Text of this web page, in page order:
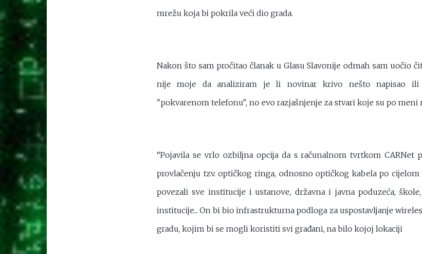
mrežu koja bi pokrila veći dio grada.
Nakon što sam pročitao članak u Glasu Slavonije odmah sam uočio
nije moje da analiziram je li novinar krivo nešto napisao ili
"pokvarenom telefonu", no evo razjašnjenje za stvari koje su po meni
“Pojavila se vrlo ozbiljna opcija da s računalnom tvrtkom CARNet
provlačenju tzv. optičkog ringa, odnosno optičkog kabela po
povezali sve institucije i ustanove, državna i javna poduzeća,
institucije... On bi bio infrastrukturna podloga za uspostavljanje
gradu, kojim bi se mogli koristiti svi građani, na bilo kojoj lokaciji